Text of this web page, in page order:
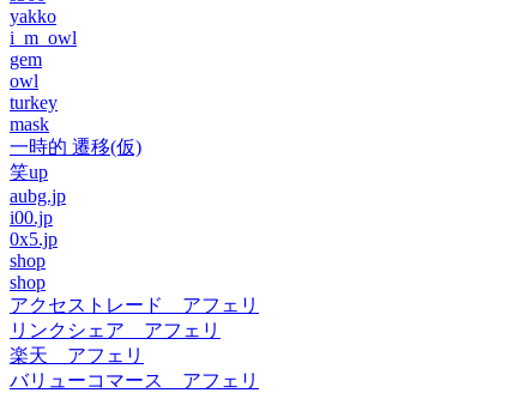
yakko
i_m_owl
gem
owl
turkey
mask
一時的 遷移(仮)
笑up
aubg.jp
i00.jp
0x5.jp
shop
shop
アクセストレード アフェリ
リンクシェア アフェリ
楽天 アフェリ
バリューコマース アフェリ